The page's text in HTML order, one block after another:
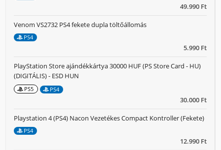
49.990 Ft
5.990 Ft
Venom VS2732 PS4 fekete dupla töltőállomás
PS4
30.000 Ft
PlayStation Store ajándékkártya 30000 HUF (PS Store Card - HU)
(DIGITÁLIS) - ESD HUN
PS5 PS4
12.990 Ft
Playstation 4 (PS4) Nacon Vezetékes Compact Kontroller (Fekete)
PS4